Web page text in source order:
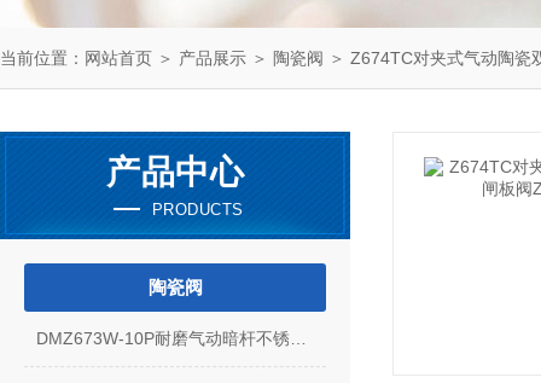
当前位置： 网站首页 ＞ 产品展示 ＞ 陶瓷阀 ＞ Z674TC对夹式气动陶瓷
产品中心
PRODUCTS
陶瓷阀